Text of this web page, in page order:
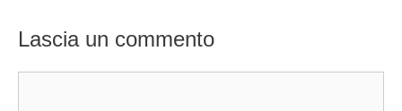
Lascia un commento